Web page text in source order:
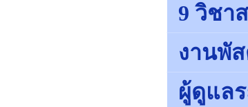
9 วิชา
งานพั
ผู้ดูแล